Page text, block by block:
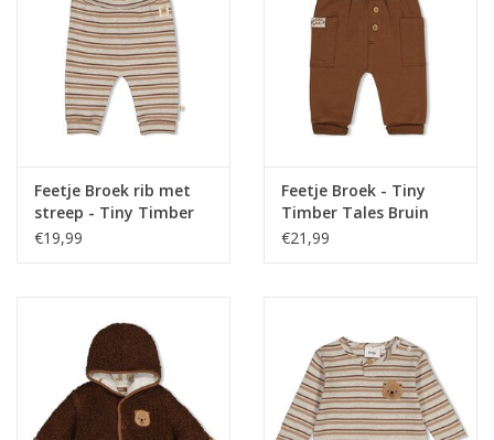
Feetje Broek rib met
streep - Tiny Timber
Tales Grijs melange
€19,99
Feetje Broek - Tiny
Timber Tales Bruin
€21,99